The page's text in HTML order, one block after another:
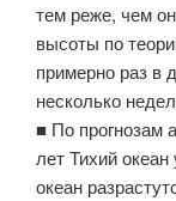
тем реже, чем
высоты по
примерно раз в
несколько
■ По прогнозам
лет Тихий
океан